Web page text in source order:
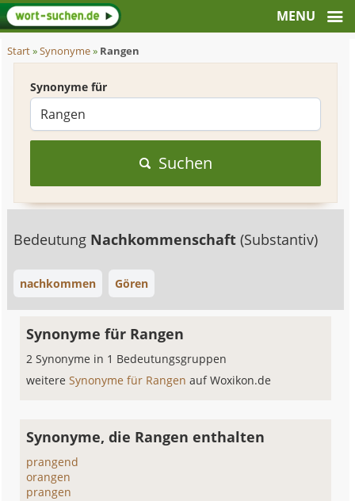
Start»Synonyme» Rangen
Synonyme für
Suchen
Bedeutung Nachkommenschaft(Substantiv)
nachkommen Gören
Synonyme für Rangen
2 Synonyme in 1 Bedeutungsgruppen
weitereSynonyme für Rangenauf Woxikon.de
Synonyme, die Rangen enthalten
prangend
orangen
prangen